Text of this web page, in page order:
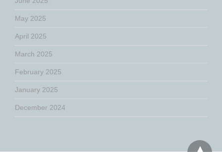
May 2025
April 2025
March 2025
February 2025
January 2025
December 2024